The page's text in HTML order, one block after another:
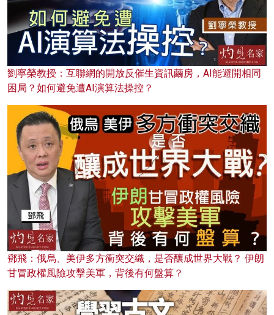
劉寧榮教授：互聯網的開放反催生資訊繭房，AI能避開相同
困局？如何避免遭AI演算法操控？
鄧飛：俄烏、美伊多方衝突交織，是否釀成世界大戰？ 伊朗
甘冒政權風險攻擊美軍，背後有何盤算？